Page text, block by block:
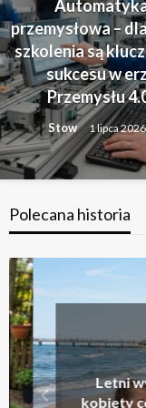
przemysłowa –
szkolenia są
sukcesu w
Przemysłu
Stow 1 lipca 2026
Polecana historia
Letni
kobiety